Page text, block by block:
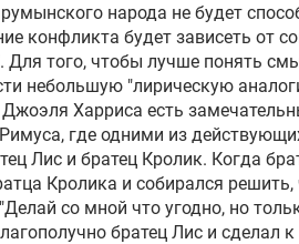
народа не будет
конфликта будет зависеть от
Для того, чтобы лучше понять
небольшую "лирическую
Джоэля Харриса есть
где одними из
Лис и братец Кролик. Когда
Кролика и собирался
со мной что угодно, но
братец Лис и сделал